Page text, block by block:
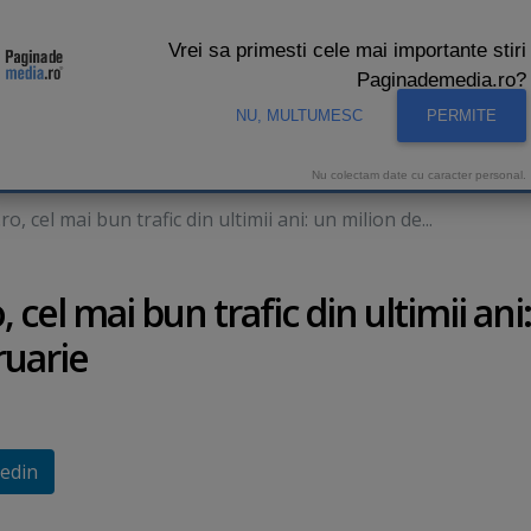
cel mai bun trafic din ultimii ani: un milion de...
cel mai bun trafic din ultimii
Vrei sa primesti cele mai importante stiri
Paginademedia.ro?
NU, MULTUMESC PERMITE
Nu colectam date cu caracter personal.